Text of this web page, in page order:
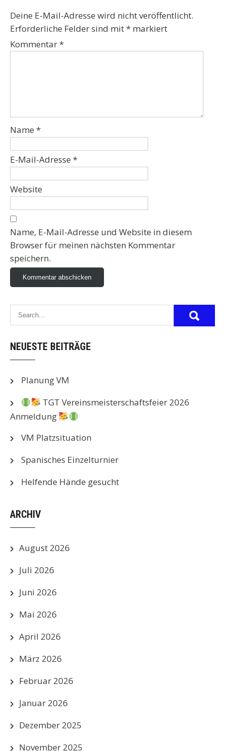
Deine E-Mail-Adresse wird nicht veröffentlicht.
Erforderliche Felder sind mit* markiert
Kommentar*
Name *
E-Mail-Adresse *
Website
Name, E-Mail-Adresse und Website in diesem
Browser für meinen nächsten Kommentar
speichern.
NEUESTE BEITRÄGE
Planung VM
TGT Vereinsmeisterschaftsfeier 2026
Anmeldung
VM Platzsituation
Spanisches Einzelturnier
Helfende Hände gesucht
ARCHIV
August 2026
Juli 2026
Juni 2026
Mai 2026
April 2026
März 2026
Februar 2026
Januar 2026
Dezember 2025
November 2025